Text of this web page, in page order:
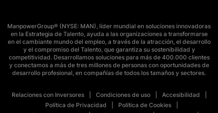
ManpowerGroup® (NYSE: MAN), líder mundial en soluciones innovadoras
en la Estrategia de Talento, ayuda a las organizaciones a transformarse
en el cambiante mundo del empleo, a través de la atracción, el desarrollo
y el compromiso del Talento, que garantiza su sostenibilidad y
competitividad. Desarrollamos soluciones para más de 400.000 clientes
y conectamos a más de tres millones de personas con oportunidades de
desarrollo profesional, en compañías de todos los tamaños y sectores.
Relaciones con Inversores Condiciones de uso
Accesibilidad
Política de Privacidad
Política de Cookies